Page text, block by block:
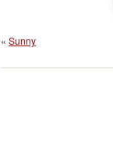
« Sunny